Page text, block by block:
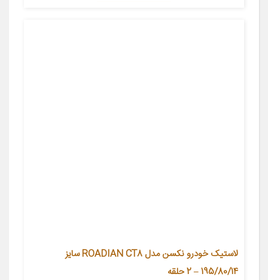
لاستیک خودرو نکسن مدل ROADIAN CT8 سایز
195/80/14 – 2 حلقه